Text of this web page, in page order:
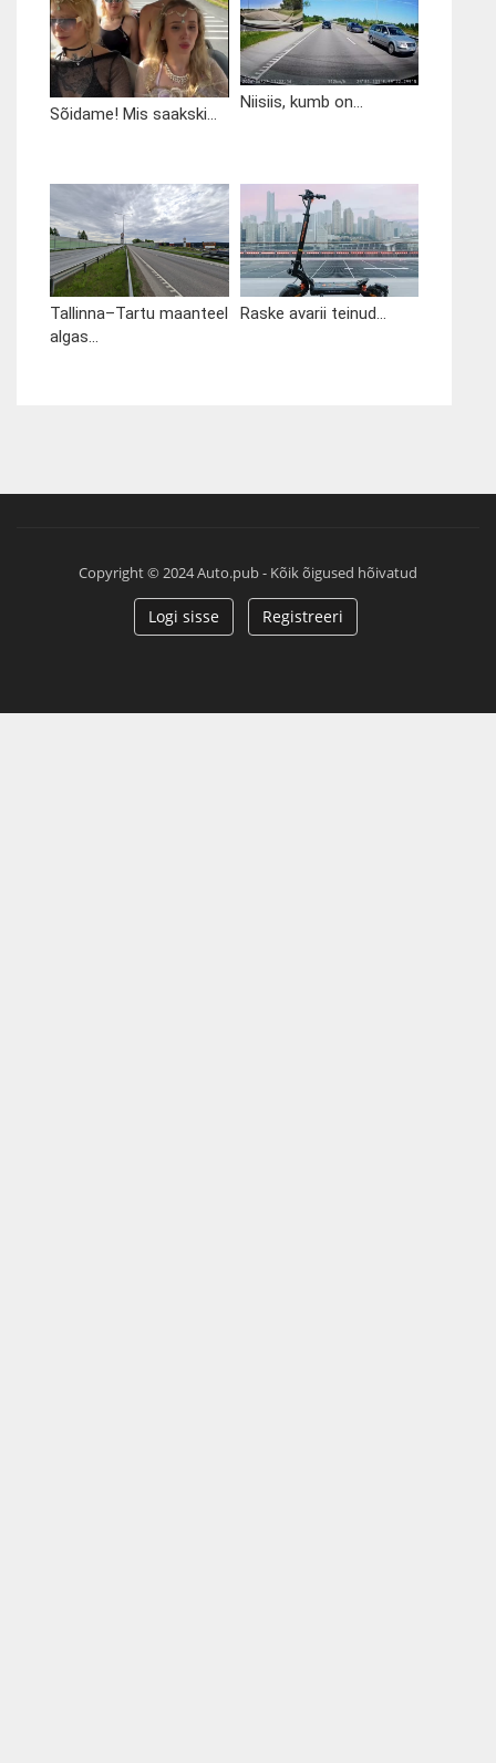
Sõidame! Mis saakski...
Niisiis, kumb on...
Tallinna–Tartu maanteel
algas...
Raske avarii teinud...
Copyright © 2024 Auto.pub - Kõik õigused hõivatud
Logi sisse Registreeri